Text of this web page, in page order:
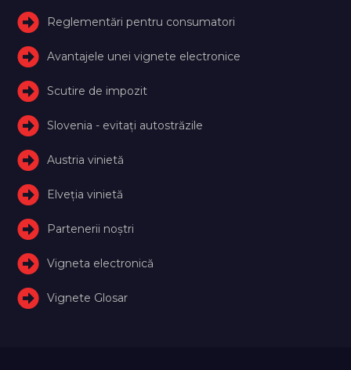
Reglementări pentru consumatori
Avantajele unei vignete electronice
Scutire de impozit
Slovenia - evitați autostrăzile
Austria vinietă
Elveţia vinietă
Partenerii noștri
Vigneta electronică
Vignete Glosar